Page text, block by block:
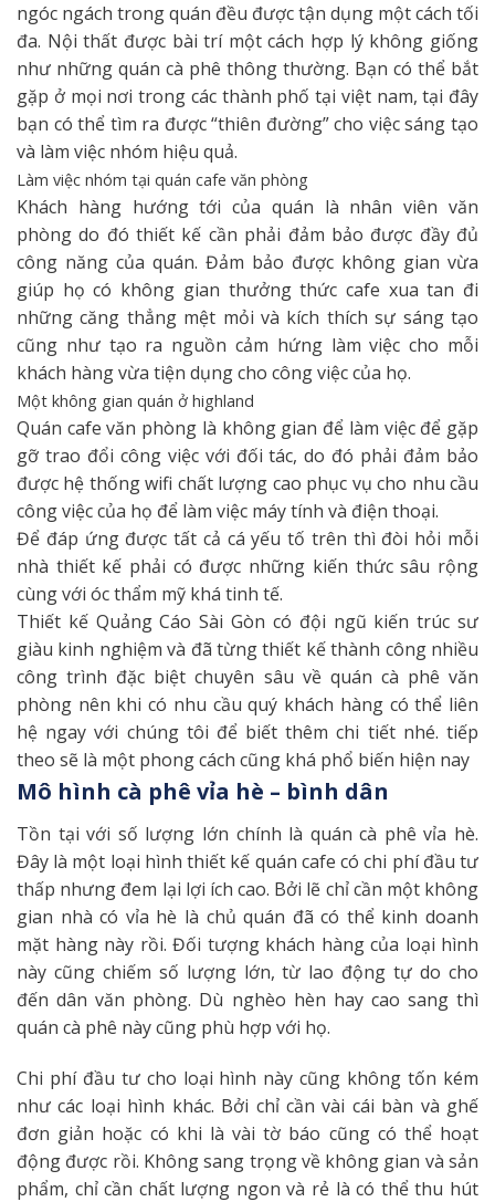
ngóc ngách trong quán đều được tận dụng một cách tối
đa. Nội thất được bài trí một cách hợp lý không giống
như những quán cà phê thông thường. Bạn có thể bắt
gặp ở mọi nơi trong các thành phố tại việt nam, tại đây
bạn có thể tìm ra được “thiên đường” cho việc sáng tạo
và làm việc nhóm hiệu quả.
Làm việc nhóm tại quán cafe văn phòng
Khách hàng hướng tới của quán là nhân viên văn
phòng do đó thiết kế cần phải đảm bảo được đầy đủ
công năng của quán. Đảm bảo được không gian vừa
giúp họ có không gian thưởng thức cafe xua tan đi
những căng thẳng mệt mỏi và kích thích sự sáng tạo
cũng như tạo ra nguồn cảm hứng làm việc cho mỗi
khách hàng vừa tiện dụng cho công việc của họ.
Một không gian quán ở highland
Quán cafe văn phòng là không gian để làm việc để gặp
gỡ trao đổi công việc với đối tác, do đó phải đảm bảo
được hệ thống wifi chất lượng cao phục vụ cho nhu cầu
công việc của họ để làm việc máy tính và điện thoại.
Để đáp ứng được tất cả cá yếu tố trên thì đòi hỏi mỗi
nhà thiết kế phải có được những kiến thức sâu rộng
cùng với óc thẩm mỹ khá tinh tế.
Thiết kế Quảng Cáo Sài Gòn có đội ngũ kiến trúc sư
giàu kinh nghiệm và đã từng thiết kế thành công nhiều
công trình đặc biệt chuyên sâu về quán cà phê văn
phòng nên khi có nhu cầu quý khách hàng có thể liên
hệ ngay với chúng tôi để biết thêm chi tiết nhé. tiếp
theo sẽ là một phong cách cũng khá phổ biến hiện nay
Mô hình cà phê vỉa hè – bình dân
Tồn tại với số lượng lớn chính là quán cà phê vỉa hè.
Đây là một loại hình thiết kế quán cafe có chi phí đầu tư
thấp nhưng đem lại lợi ích cao. Bởi lẽ chỉ cần một không
gian nhà có vỉa hè là chủ quán đã có thể kinh doanh
mặt hàng này rồi. Đối tượng khách hàng của loại hình
này cũng chiếm số lượng lớn, từ lao động tự do cho
đến dân văn phòng. Dù nghèo hèn hay cao sang thì
quán cà phê này cũng phù hợp với họ.
Chi phí đầu tư cho loại hình này cũng không tốn kém
như các loại hình khác. Bởi chỉ cần vài cái bàn và ghế
đơn giản hoặc có khi là vài tờ báo cũng có thể hoạt
động được rồi. Không sang trọng về không gian và sản
phẩm, chỉ cần chất lượng ngon và rẻ là có thể thu hút